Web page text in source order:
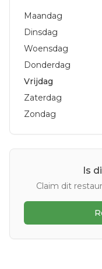
Maandag
Dinsdag
Woensdag
Donderdag
Vrijdag
Zaterdag
Zondag
Is
Claim dit